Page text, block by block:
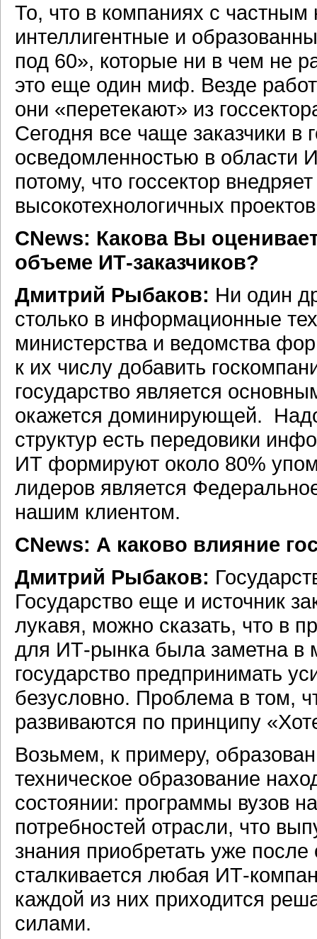
То, что в компаниях с
интеллигентные и
под 60», которые ни в чем не
это еще один миф. Везде
они «перетекают» из
Сегодня все чаще заказчики в
осведомленностью в области
потому, что госсектор
высокотехнологичных
CNews: Какова Вы
объеме ИТ-заказчиков?
Дмитрий Рыбаков: Ни один
столько в информационные
министерства и ведомства
к их числу добавить
государство является
окажется доминирующей. Надо
структур есть передовики
ИТ формируют около 80%
лидеров является
нашим клиентом.
CNews: А каково влияние
Дмитрий Рыбаков:
Государство еще и источник
лукавя, можно сказать, что в
для ИТ-рынка была заметна в
государство предпринимать
безусловно. Проблема в том,
развиваются по принципу
Возьмем, к примеру,
техническое образование
состоянии: программы вузов
потребностей отрасли, что
знания приобретать уже
сталкивается любая ИТ-
каждой из них приходится
силами.